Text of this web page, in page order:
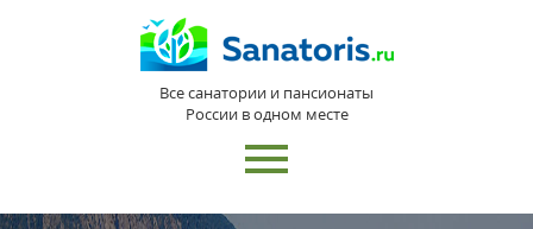
Все санатории и пансионаты
России в одном месте